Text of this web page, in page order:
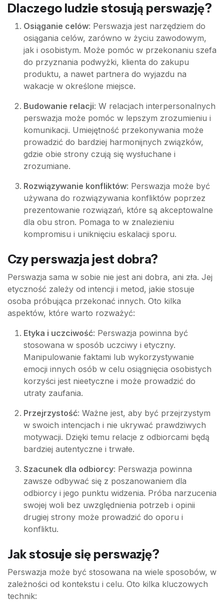
Dlaczego ludzie stosują perswazję?
Osiąganie celów: Perswazja jest narzędziem do
osiągania celów, zarówno w życiu zawodowym,
jak i osobistym. Może pomóc w przekonaniu szefa
do przyznania podwyżki, klienta do zakupu
produktu, a nawet partnera do wyjazdu na
wakacje w określone miejsce.
Budowanie relacji: W relacjach interpersonalnych
perswazja może pomóc w lepszym zrozumieniu i
komunikacji. Umiejętność przekonywania może
prowadzić do bardziej harmonijnych związków,
gdzie obie strony czują się wysłuchane i
zrozumiane.
Rozwiązywanie konfliktów: Perswazja może być
używana do rozwiązywania konfliktów poprzez
prezentowanie rozwiązań, które są akceptowalne
dla obu stron. Pomaga to w znalezieniu
kompromisu i uniknięciu eskalacji sporu.
Czy perswazja jest dobra?
Perswazja sama w sobie nie jest ani dobra, ani zła. Jej
etyczność zależy od intencji i metod, jakie stosuje
osoba próbująca przekonać innych. Oto kilka
aspektów, które warto rozważyć:
Etyka i uczciwość: Perswazja powinna być
stosowana w sposób uczciwy i etyczny.
Manipulowanie faktami lub wykorzystywanie
emocji innych osób w celu osiągnięcia osobistych
korzyści jest nieetyczne i może prowadzić do
utraty zaufania.
Przejrzystość: Ważne jest, aby być przejrzystym
w swoich intencjach i nie ukrywać prawdziwych
motywacji. Dzięki temu relacje z odbiorcami będą
bardziej autentyczne i trwałe.
Szacunek dla odbiorcy: Perswazja powinna
zawsze odbywać się z poszanowaniem dla
odbiorcy i jego punktu widzenia. Próba narzucenia
swojej woli bez uwzględnienia potrzeb i opinii
drugiej strony może prowadzić do oporu i
konfliktu.
Jak stosuje się perswazję?
Perswazja może być stosowana na wiele sposobów, w
zależności od kontekstu i celu. Oto kilka kluczowych
technik: